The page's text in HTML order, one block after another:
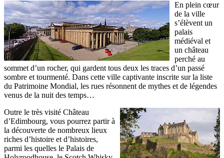
En plein cœur
de la ville
s’élèvent un
palais
médiéval et
un château
perché au
sommet d’un rocher, qui gardent tous deux les traces d’un passé
sombre et tourmenté. Dans cette ville captivante inscrite sur la liste
du Patrimoine Mondial, les rues résonnent de mythes et de légendes
venus de la nuit des temps…
Outre le très visité Château
d’Edimbourg, vous pourrez partir à
la découverte de nombreux lieux
riches d’histoire et d’histoires,
parmi les quelles le Palais de